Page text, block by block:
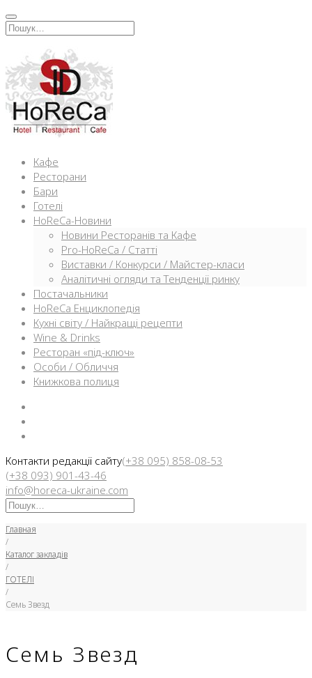
Перейти
кИскать:
Кафе
Ресторани
Бари
Готелі
HoReCa-Новини
Новини Ресторанів та Кафе
Pro-HoReCa / Статті
Виставки / Конкурси / Майстер-класи
Аналітичні огляди та Тенденції ринку
Постачальники
HoReCa Енциклопедія
Кухні світу / Найкращі рецепти
Wine & Drinks
Ресторан «під-ключ»
Особи / Обличчя
Книжкова полиця
Контакти редакції сайту(+38 095) 858-08-53
(+38 093) 901-43-46
info@horeca-ukraine.com
Искать:
Главная
/
Каталог закладів
/
ГОТЕЛІ
/
Семь Звезд
Семь Звезд